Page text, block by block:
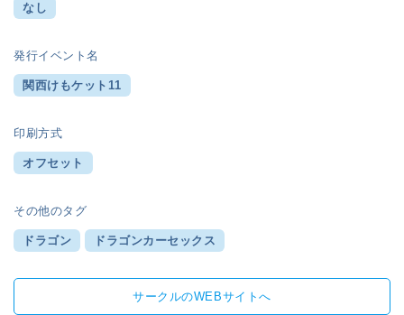
なし
発行イベント名
関西けもケット11
印刷方式
オフセット
その他のタグ
ドラゴン ドラゴンカーセックス
サークルのWEBサイトへ